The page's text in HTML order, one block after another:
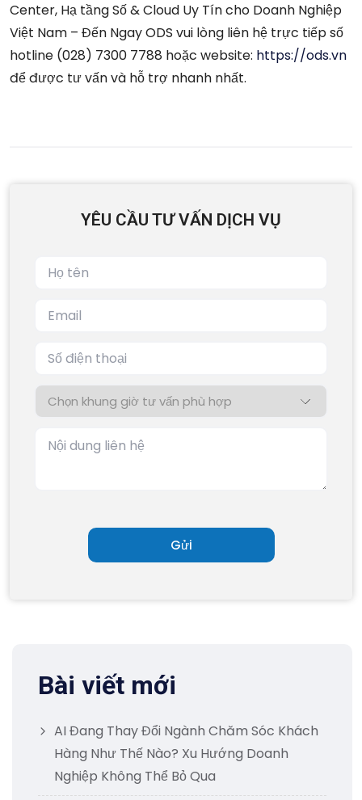
Center, Hạ tầng Số & Cloud Uy Tín cho Doanh Nghiệp
Việt Nam – Đến Ngay ODS vui lòng liên hệ trực tiếp số
hotline (028) 7300 7788 hoặc website: https://ods.vn
để được tư vấn và hỗ trợ nhanh nhất.
YÊU CẦU TƯ VẤN DỊCH VỤ
Bài viết mới
AI Đang Thay Đổi Ngành Chăm Sóc Khách
Hàng Như Thế Nào? Xu Hướng Doanh
Nghiệp Không Thể Bỏ Qua